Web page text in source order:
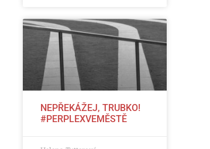
NEPŘEKÁŽEJ, TRUBKO!
#PERPLEXVEMĚSTĚ